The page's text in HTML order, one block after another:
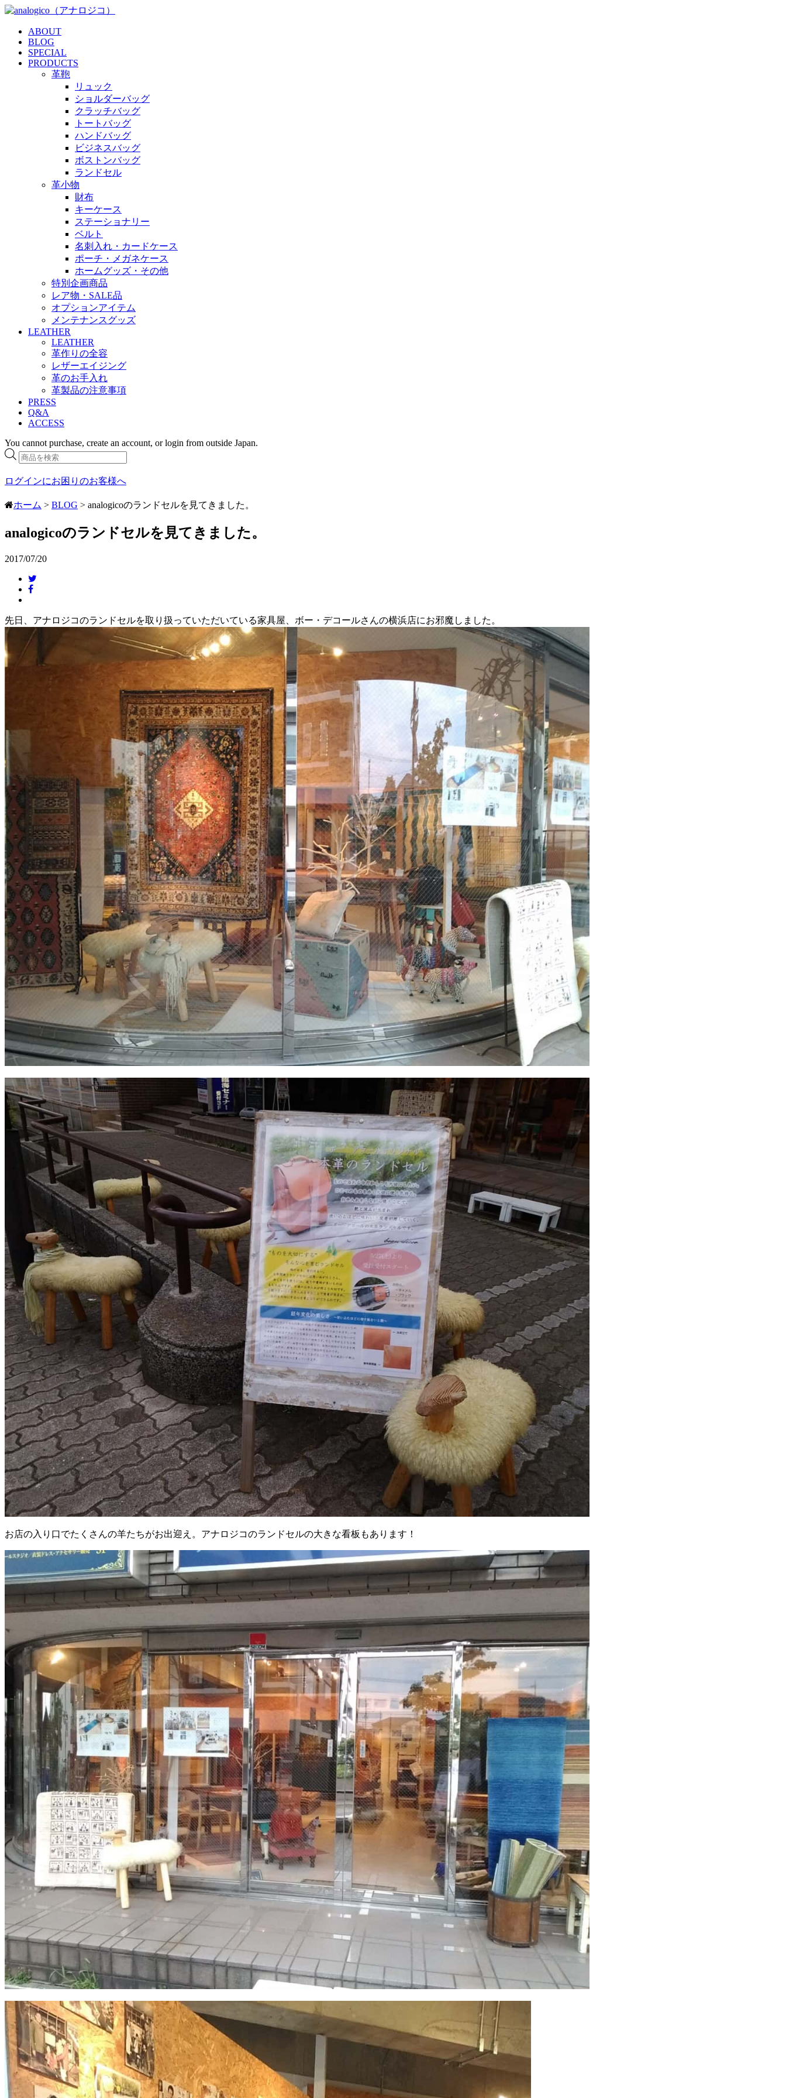
ABOUT
BLOG
SPECIAL
PRODUCTS
革鞄
リュック
ショルダーバッグ
クラッチバッグ
トートバッグ
ハンドバッグ
ビジネスバッグ
ボストンバッグ
ランドセル
革小物
財布
キーケース
ステーショナリー
ベルト
名刺入れ・カードケース
ポーチ・メガネケース
ホームグッズ・その他
特別企画商品
レア物・SALE品
オプションアイテム
メンテナンスグッズ
LEATHER
LEATHER
革作りの全容
レザーエイジング
革のお手入れ
革製品の注意事項
PRESS
Q&A
ACCESS
You cannot purchase, create an account, or login from outside Japan.
商
品
検
ログインにお困りのお客様へ
ホーム > BLOG > analogicoのランドセルを見てきました。
analogicoのランドセルを見てきました。
2017/07/20
先日、アナロジコのランドセルを取り扱っていただいている家具屋、ボー・デコールさんの横浜店にお邪魔しました。
お店の入り口でたくさんの羊たちがお出迎え。アナロジコのランドセルの大きな看板もあります！